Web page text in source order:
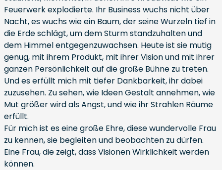
Feuerwerk explodierte. Ihr Business wuchs nicht über
Nacht, es wuchs wie ein Baum, der seine Wurzeln tief in
die Erde schlägt, um dem Sturm standzuhalten und
dem Himmel entgegenzuwachsen. Heute ist sie mutig
genug, mit ihrem Produkt, mit ihrer Vision und mit ihrer
ganzen Persönlichkeit auf die große Bühne zu treten.
Und es erfüllt mich mit tiefer Dankbarkeit, ihr dabei
zuzusehen. Zu sehen, wie Ideen Gestalt annehmen, wie
Mut größer wird als Angst, und wie ihr Strahlen Räume
erfüllt.
Für mich ist es eine große Ehre, diese wundervolle Frau
zu kennen, sie begleiten und beobachten zu dürfen.
Eine Frau, die zeigt, dass Visionen Wirklichkeit werden
können.